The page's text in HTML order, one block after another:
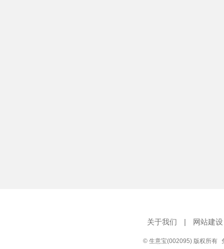
关于我们 | 网站建设
© 生意宝(002095) 版权所有